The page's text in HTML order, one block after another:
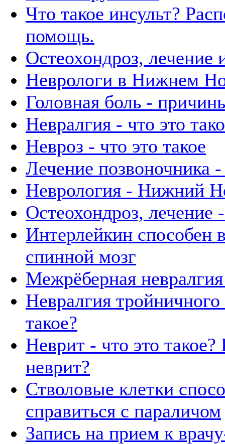
Что такое инсульт?
помощь.
Остеохондроз, лечение
Неврологи в Нижнем
Головная боль -
Невралгия - что это
Невроз - что это такое
Лечение
Неврология - Нижний
Остеохондроз,
Интерлейкин способен
спинной мозг
Межрёберная невралгия
Невралгия тройничного
такое?
Неврит - что это
неврит?
Стволовые клетки
справиться с параличом
Запись на прием к